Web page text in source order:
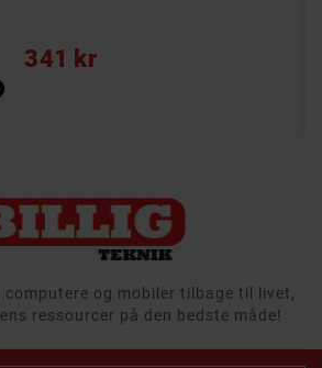
341 kr
Pris
computere og mobiler tilbage til livet,
ressourcer på den bedste måde!